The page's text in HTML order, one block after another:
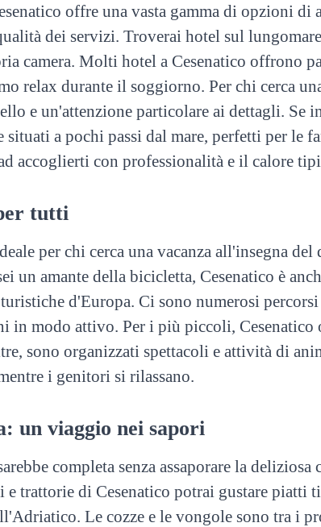
offre una vasta gamma di opzioni
dei servizi. Troverai hotel sul
camera. Molti hotel a Cesenatico offrono
relax durante il soggiorno. Per chi cerca
e un'attenzione particolare ai dettagli. Se
situati a pochi passi dal mare, perfetti per
accoglierti con professionalità e il calore
tutti
per chi cerca una vacanza all'insegna
un amante della bicicletta, Cesenatico è
d'Europa. Ci sono numerosi
in modo attivo. Per i più piccoli,
sono organizzati spettacoli e attività di
i genitori si rilassano.
un viaggio nei sapori
completa senza assaporare la
trattorie di Cesenatico potrai gustare
Le cozze e le vongole sono tra i